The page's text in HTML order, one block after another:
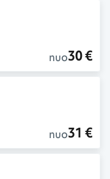
nuo30 €
nuo31 €